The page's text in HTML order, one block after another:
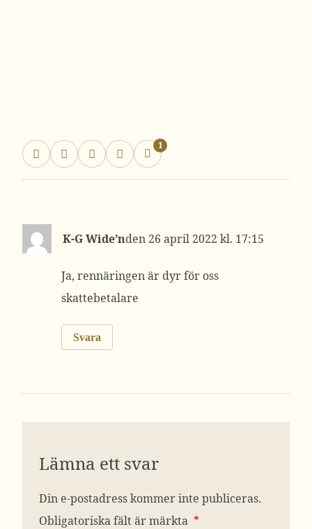
1
K-G Wide’n 26 april 2022 kl. 17:15
Ja, rennäringen är dyr för oss
skattebetalare
Svara
Lämna ett svar
Din e-postadress kommer inte publiceras.
Obligatoriska fält är märkta *